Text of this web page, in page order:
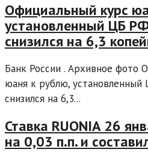
Официальный курс
установленный ЦБ
снизился на 6,3
Банк России . Архивное фото
юаня к рублю,
снизился на 6,3...
Ставка RUONIA 26
на 0,03 п.п. и